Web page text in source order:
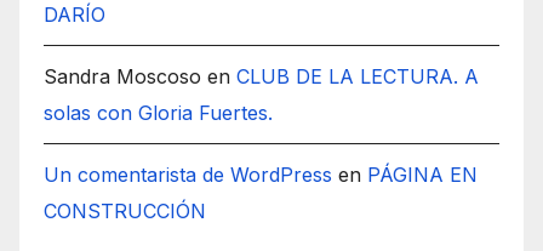
DARÍO
Sandra Moscoso en CLUB DE LA LECTURA. A
solas con Gloria Fuertes.
Un comentarista de WordPress en PÁGINA EN
CONSTRUCCIÓN